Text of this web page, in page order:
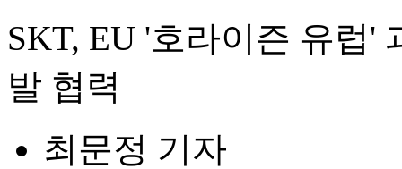
SKT, EU '호라이즌 유럽
발 협력
최문정 기자